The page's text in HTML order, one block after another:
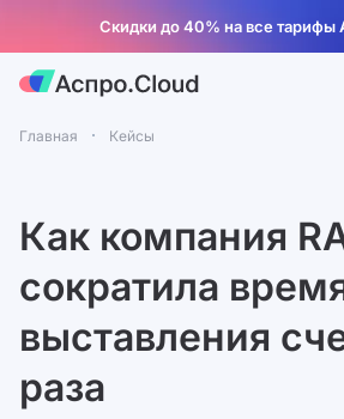
Скидки до 40% на все тарифы
Главная Кейсы
Как компания
сократила
выставления
раза